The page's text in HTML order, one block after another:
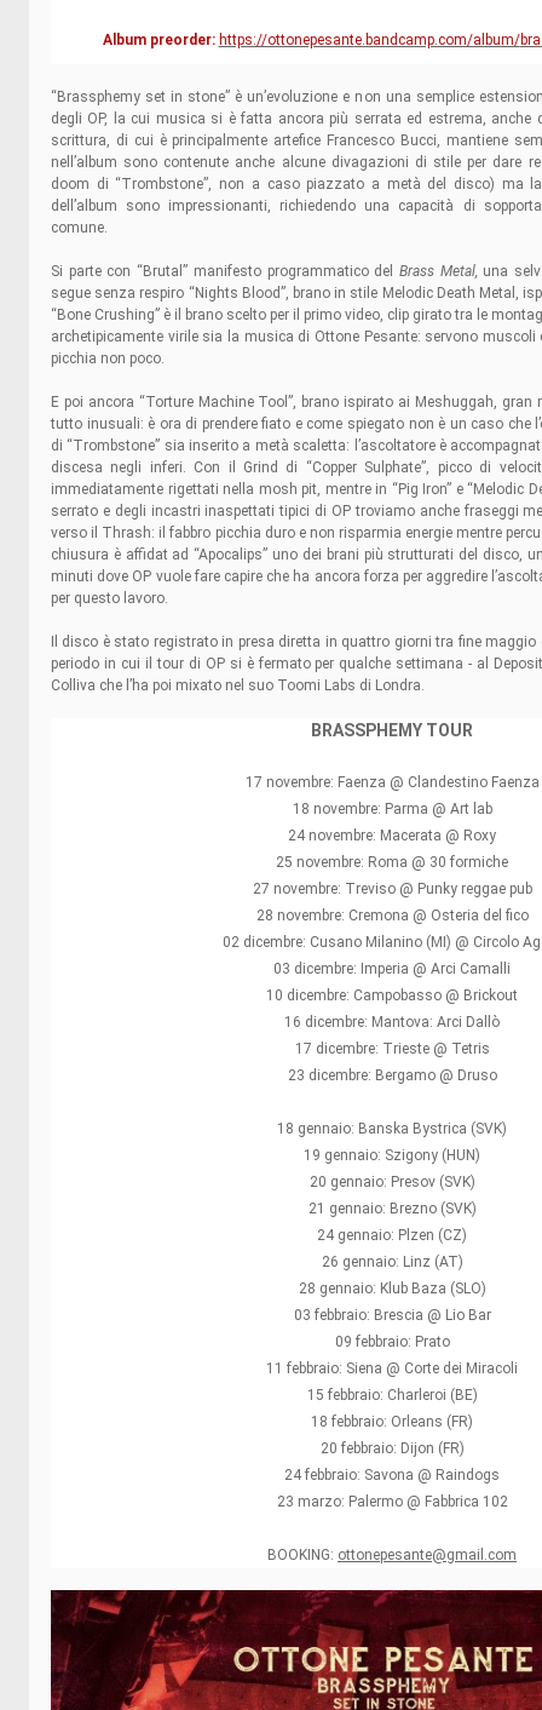
Album preorder: https://ottonepesante.bandcamp.com/album/
“Brassphemy set in stone” è un’evoluzione e non una semplice
degli OP, la cui musica si è fatta ancora più serrata ed estrema, anche
scrittura, di cui è principalmente artefice Francesco Bucci, mantiene
nell’album sono contenute anche alcune divagazioni di stile per dare
doom di “Trombstone”, non a caso piazzato a metà del disco) ma
dell’album sono impressionanti, richiedendo una capacità di
comune.
Si parte con “Brutal” manifesto programmatico del Brass Metal, una
segue senza respiro “Nights Blood”, brano in stile Melodic Death Metal,
“Bone Crushing” è il brano scelto per il primo video, clip girato tra le
archetipicamente virile sia la musica di Ottone Pesante: servono
picchia non poco.
E poi ancora “Torture Machine Tool”, brano ispirato ai Meshuggah,
tutto inusuali: è ora di prendere fiato e come spiegato non è un caso che
di “Trombstone” sia inserito a metà scaletta: l’ascoltatore è
discesa negli inferi. Con il Grind di “Copper Sulphate”, picco di
immediatamente rigettati nella mosh pit, mentre in “Pig Iron” e “Melodic
serrato e degli incastri inaspettati tipici di OP troviamo anche fraseggi
verso il Thrash: il fabbro picchia duro e non risparmia energie mentre
chiusura è affidat ad “Apocalips” uno dei brani più strutturati del disco,
minuti dove OP vuole fare capire che ha ancora forza per aggredire
per questo lavoro.
Il disco è stato registrato in presa diretta in quattro giorni tra fine
periodo in cui il tour di OP si è fermato per qualche settimana - al
Colliva che l’ha poi mixato nel suo Toomi Labs di Londra.
BRASSPHEMY TOUR
17 novembre: Faenza @ Clandestino Faenza
18 novembre: Parma @ Art lab
24 novembre: Macerata @ Roxy
25 novembre: Roma @ 30 formiche
27 novembre: Treviso @ Punky reggae pub
28 novembre: Cremona @ Osteria del fico
02 dicembre: Cusano Milanino (MI) @ Circolo
03 dicembre: Imperia @ Arci Camalli
10 dicembre: Campobasso @ Brickout
16 dicembre: Mantova: Arci Dallò
17 dicembre: Trieste @ Tetris
23 dicembre: Bergamo @ Druso
18 gennaio: Banska Bystrica (SVK)
19 gennaio: Szigony (HUN)
20 gennaio: Presov (SVK)
21 gennaio: Brezno (SVK)
24 gennaio: Plzen (CZ)
26 gennaio: Linz (AT)
28 gennaio: Klub Baza (SLO)
03 febbraio: Brescia @ Lio Bar
09 febbraio: Prato
11 febbraio: Siena @ Corte dei Miracoli
15 febbraio: Charleroi (BE)
18 febbraio: Orleans (FR)
20 febbraio: Dijon (FR)
24 febbraio: Savona @ Raindogs
23 marzo: Palermo @ Fabbrica 102
BOOKING: ottonepesante@gmail.com